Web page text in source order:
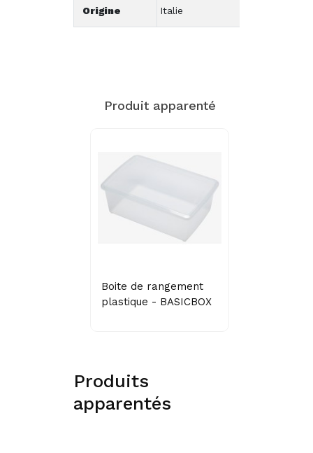
Origine Italie
Produit apparenté
Boite de rangement
plastique - BASICBOX
Produits
apparentés